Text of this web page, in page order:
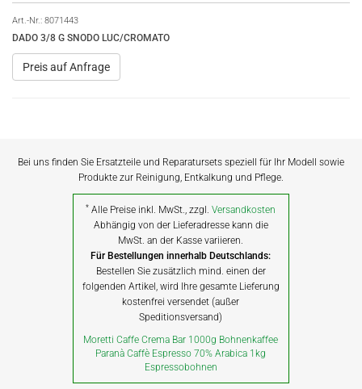
Art.-Nr.: 8071443
DADO 3/8 G SNODO LUC/CROMATO
Preis auf Anfrage
Bei uns finden Sie Ersatzteile und Reparatursets speziell für Ihr Modell sowie
Produkte zur Reinigung, Entkalkung und Pflege.
* Alle Preise inkl. MwSt., zzgl.Versandkosten
Abhängig von der Lieferadresse kann die
MwSt. an der Kasse variieren.
Für Bestellungen innerhalb Deutschlands:
Bestellen Sie zusätzlich mind. einen der
folgenden Artikel, wird Ihre gesamte Lieferung
kostenfrei versendet (außer
Speditionsversand)
Moretti Caffe Crema Bar 1000g Bohnenkaffee
Paranà Caffè Espresso 70% Arabica 1kg
Espressobohnen